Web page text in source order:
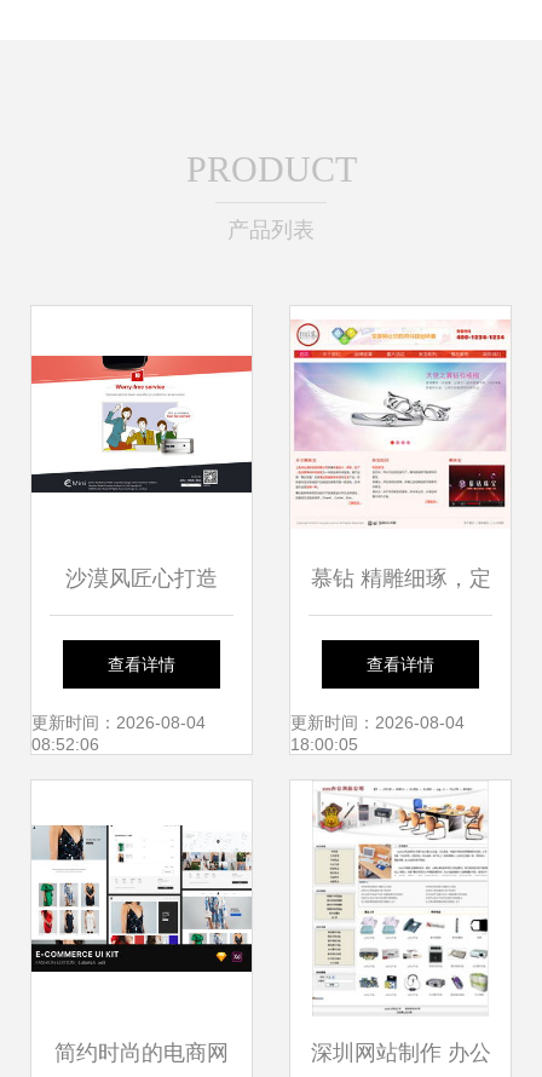
PRODUCT
产品列表
沙漠风匠心打造
EMINI立人官网正
式上线，呈现网页
查看详情
更新时间：2026-08-04
08:52:06
慕钻 精雕细琢，定
制您的珠宝品牌线
上传奇
查看详情
更新时间：2026-08-04
18:00:05
简约时尚的电商网 深圳网站制作 办公